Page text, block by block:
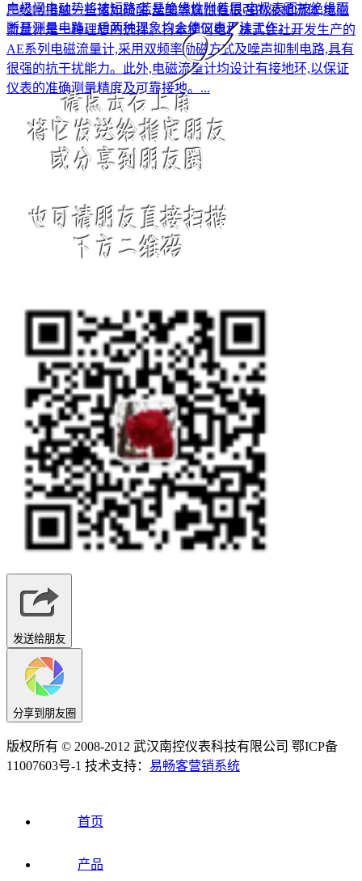
电极间电动势将被短路;若是绝缘性附着层,电极表面被绝缘而
断开测量电路。后两种现象均会使仪表无法工作。...
产经常接触一些诸如硫酸,盐酸等腐蚀性很强的液相流体,电磁
流量计是一种理想的选择。日本横河电机株式会社开发生产的
AE系列电磁流量计,采用双频率励磁方式及噪声抑制电路,具有
很强的抗干扰能力。此外,电磁流量计均设计有接地环,以保证
仪表的准确测量精度及可靠接地。...
2022-01-12
发送给朋友
分享到朋友圈
版权所有 © 2008-2012 武汉南控仪表科技有限公司 鄂ICP备
11007603号-1 技术支持： 易畅客营销系统
首页
产品